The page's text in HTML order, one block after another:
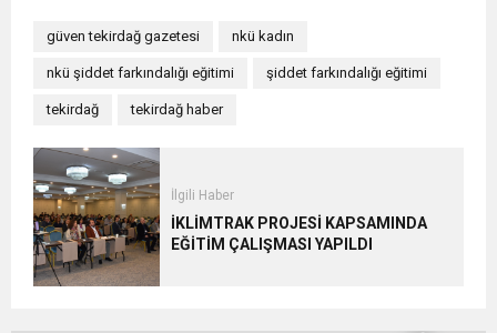
güven tekirdağ gazetesi nkü kadın
nkü şiddet farkındalığı eğitimi şiddet farkındalığı eğitimi
tekirdağ tekirdağ haber
İlgili Haber
İKLİMTRAK PROJESİ KAPSAMINDA
EĞİTİM ÇALIŞMASI YAPILDI